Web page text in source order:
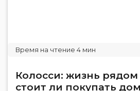
Колосси: жизнь
стоит ли покупать